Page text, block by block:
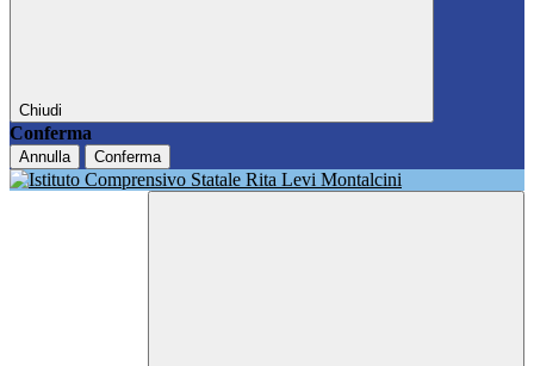
Chiudi
Conferma
Annulla Conferma